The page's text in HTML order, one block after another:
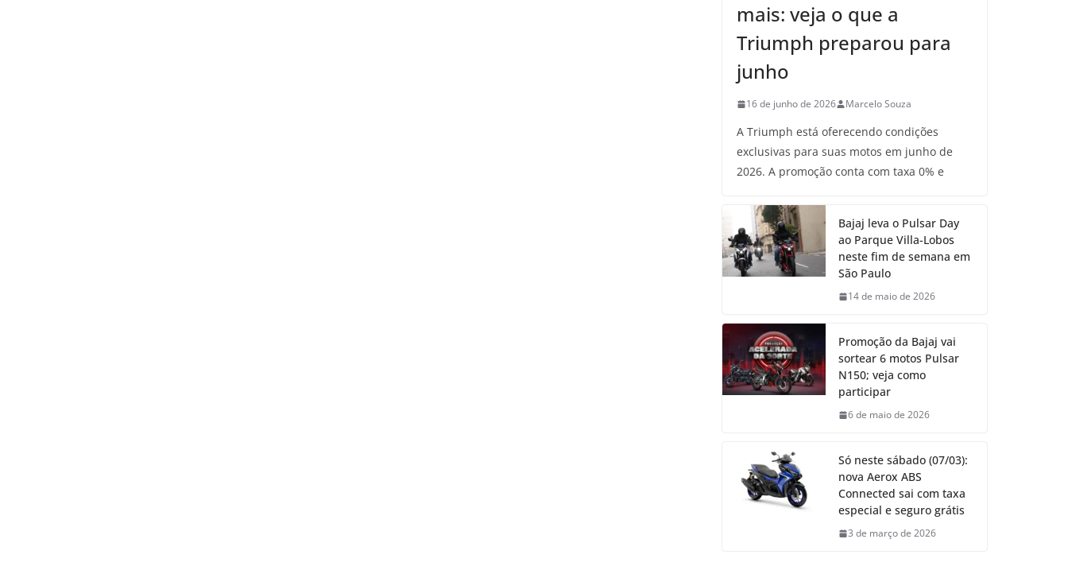
mais: veja o que a
Triumph preparou para
junho
16 de junho de 2026 Marcelo Souza
A Triumph está oferecendo condições
exclusivas para suas motos em junho de
2026. A promoção conta com taxa 0% e
Bajaj leva o Pulsar Day
ao Parque Villa-Lobos
neste fim de semana em
São Paulo
14 de maio de 2026
Promoção da Bajaj vai
sortear 6 motos Pulsar
N150; veja como
participar
6 de maio de 2026
Só neste sábado (07/03):
nova Aerox ABS
Connected sai com taxa
especial e seguro grátis
3 de março de 2026